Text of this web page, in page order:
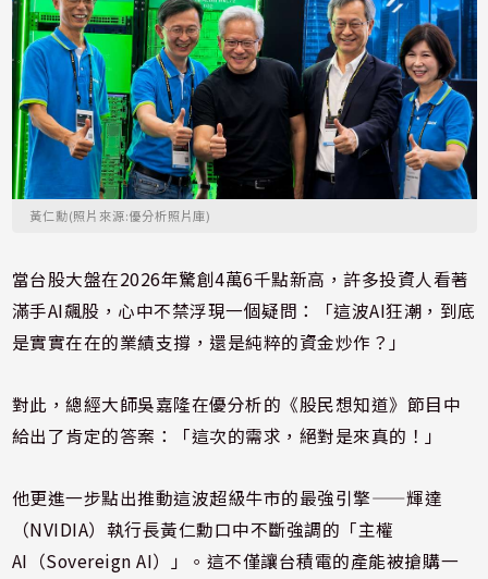
黃仁勳(照片來源:優分析照片庫)
當台股大盤在2026年驚創4萬6千點新高，許多投資人看著
滿手AI飆股，心中不禁浮現一個疑問：「這波AI狂潮，到底
是實實在在的業績支撐，還是純粹的資金炒作？」
對此，總經大師吳嘉隆在優分析的《股民想知道》節目中
給出了肯定的答案：「這次的需求，絕對是來真的！」
他更進一步點出推動這波超級牛市的最強引擎——輝達
（NVIDIA）執行長黃仁勳口中不斷強調的「主權
AI（Sovereign AI）」。這不僅讓台積電的產能被搶購一